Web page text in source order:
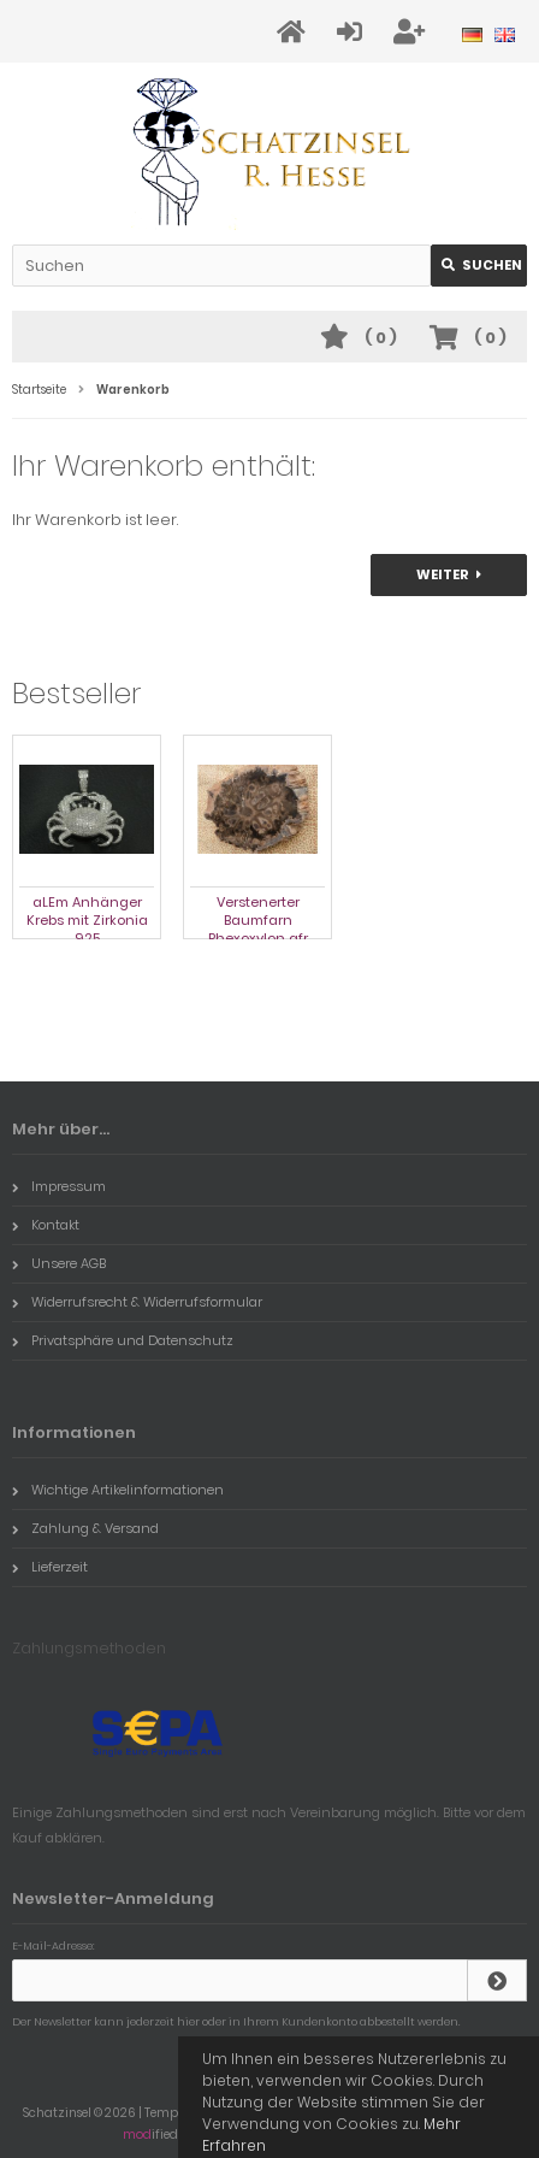
SUCHEN
( 0)
( 0)
Startseite Warenkorb
Ihr Warenkorb enthält:
Ihr Warenkorb ist leer.
WEITER
Bestseller
aLEm Anhänger
Krebs mit Zirkonia
925
Verstenerter
Baumfarn
Rhexoxylon afr
Mehr über...
Impressum
Kontakt
Unsere AGB
Widerrufsrecht & Widerrufsformular
Privatsphäre und Datenschutz
Informationen
Wichtige Artikelinformationen
Zahlung & Versand
Lieferzeit
Zahlungsmethoden
Einige Zahlungsmethoden sind erst nach Vereinbarung möglich. Bitte vor dem
Kauf abklären.
Newsletter-Anmeldung
E-Mail-Adresse:
Der Newsletter kann jederzeit hier oder in Ihrem Kundenkonto abbestellt werden.
Schatzinsel © 2026 | Template © 2009-2026 by mod ified eCommerce Shopsoftware
modified eCommerce Shopsoftware © 2009-2026
Um Ihnen ein besseres Nutzererlebnis zu
bieten, verwenden wir Cookies. Durch
Nutzung der Website stimmen Sie der
Verwendung von Cookies zu. Mehr
Erfahren